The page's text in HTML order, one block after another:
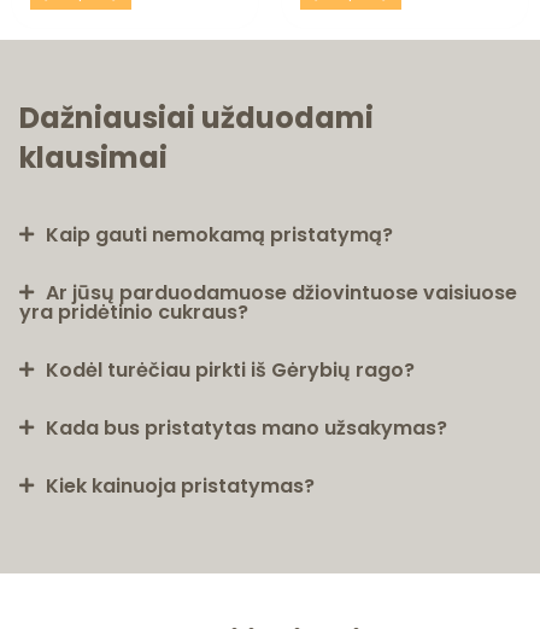
Dažniausiai užduodami
klausimai
Kaip gauti nemokamą pristatymą?
Ar jūsų parduodamuose džiovintuose vaisiuose
yra pridėtinio cukraus?
Kodėl turėčiau pirkti iš Gėrybių rago?
Kada bus pristatytas mano užsakymas?
Kiek kainuoja pristatymas?